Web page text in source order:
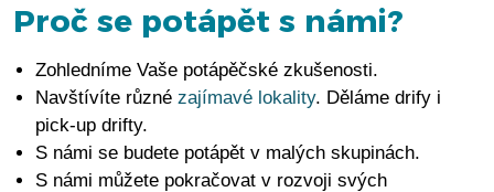
Proč se potápět s námi?
Zohledníme Vaše potápěčské zkušenosti.
Navštívíte různé zajímavé lokality. Děláme drify i
pick-up drifty.
S námi se budete potápět v malých skupinách.
S námi můžete pokračovat v rozvoji svých